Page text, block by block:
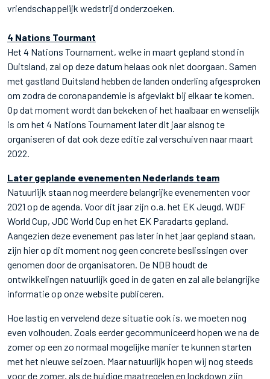
vriendschappelijk wedstrijd onderzoeken.
4 Nations Tourmant
Het 4 Nations Tournament, welke in maart gepland stond in
Duitsland, zal op deze datum helaas ook niet doorgaan. Samen
met gastland Duitsland hebben de landen onderling afgesproken
om zodra de coronapandemie is afgevlakt bij elkaar te komen.
Op dat moment wordt dan bekeken of het haalbaar en wenselijk
is om het 4 Nations Tournament later dit jaar alsnog te
organiseren of dat ook deze editie zal verschuiven naar maart
2022.
Later geplande evenementen Nederlands team
Natuurlijk staan nog meerdere belangrijke evenementen voor
2021 op de agenda. Voor dit jaar zijn o.a. het EK Jeugd, WDF
World Cup, JDC World Cup en het EK Paradarts gepland.
Aangezien deze evenement pas later in het jaar gepland staan,
zijn hier op dit moment nog geen concrete beslissingen over
genomen door de organisatoren. De NDB houdt de
ontwikkelingen natuurlijk goed in de gaten en zal alle belangrijke
informatie op onze website publiceren.
Hoe lastig en vervelend deze situatie ook is, we moeten nog
even volhouden. Zoals eerder gecommuniceerd hopen we na de
zomer op een zo normaal mogelijke manier te kunnen starten
met het nieuwe seizoen. Maar natuurlijk hopen wij nog steeds
voor de zomer, als de huidige maatregelen en lockdown zijn